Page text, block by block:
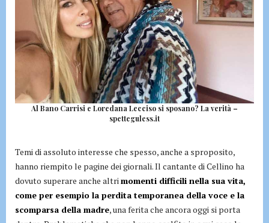
Al Bano Carrisi e Loredana Lecciso si sposano? La verità –
spetteguless.it
Temi di assoluto interesse che spesso, anche a sproposito,
hanno riempito le pagine dei giornali. Il cantante di Cellino ha
dovuto superare anche altri momenti difficili nella sua vita,
come per esempio la perdita temporanea della voce e la
scomparsa della madre, una ferita che ancora oggi si porta